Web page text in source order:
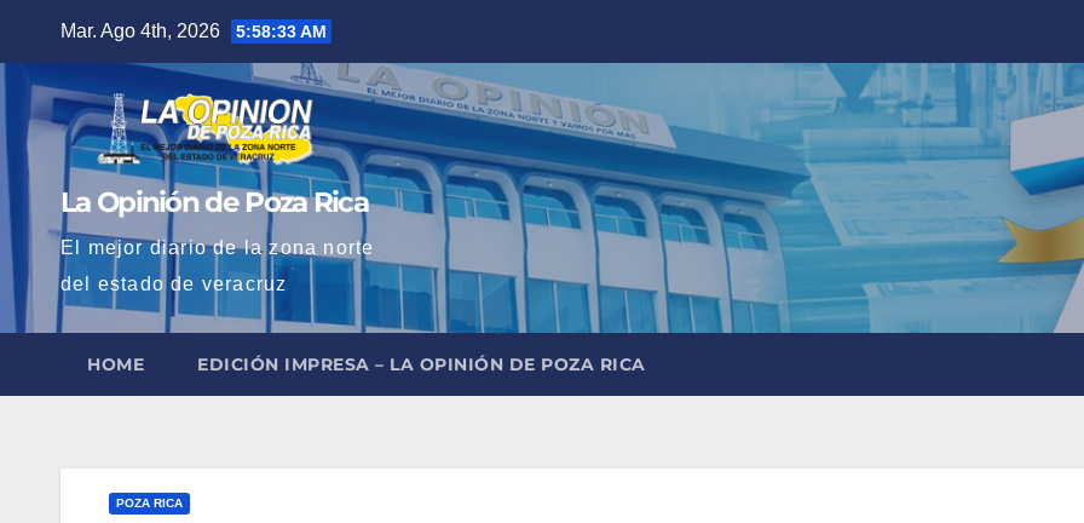
contenido
Mar. Ago 4th, 2026 5:58:34 AM
La Opinión de Poza Rica
El mejor diario de la zona norte
del estado de veracruz
HOME EDICIÓN IMPRESA – LA OPINIÓN DE POZA RICA
POZA RICA